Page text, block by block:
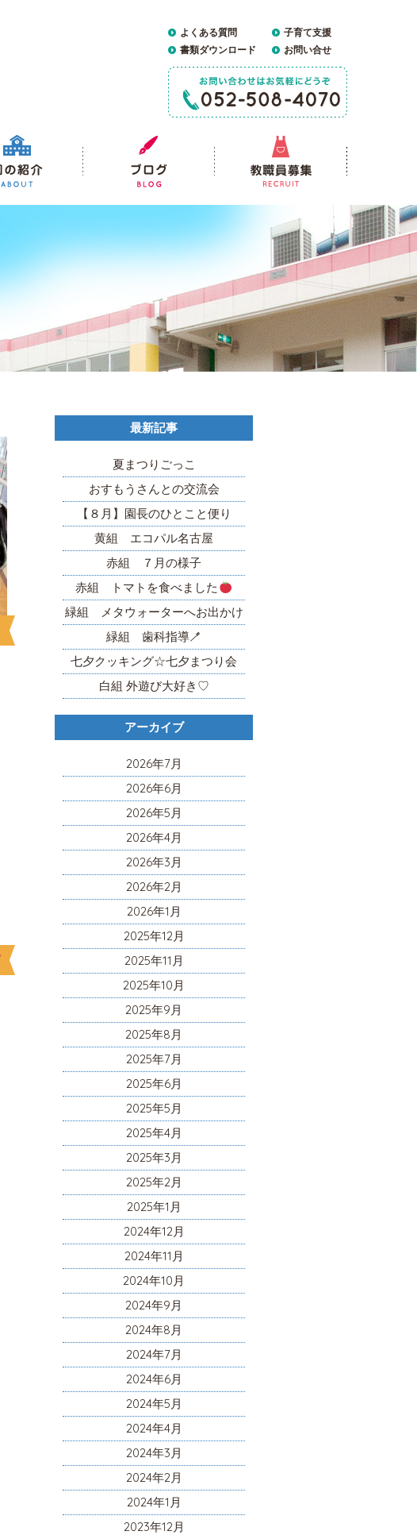
よくある質問
子育て支援
書類ダウンロード
お問い合せ
最新記事
夏まつりごっこ
おすもうさんとの交流会
【８月】園長のひとこと便り
黄組 エコパル名古屋
赤組 ７月の様子
赤組 トマトを食べました
緑組 メタウォーターへお出かけ
緑組 歯科指導🪥
七夕クッキング☆七夕まつり会
白組 外遊び大好き♡
アーカイブ
2026年7月
2026年6月
2026年5月
2026年4月
2026年3月
2026年2月
2026年1月
2025年12月
2025年11月
2025年10月
2025年9月
2025年8月
2025年7月
2025年6月
2025年5月
2025年4月
2025年3月
2025年2月
2025年1月
2024年12月
2024年11月
2024年10月
2024年9月
2024年8月
2024年7月
2024年6月
2024年5月
2024年4月
2024年3月
2024年2月
2024年1月
2023年12月